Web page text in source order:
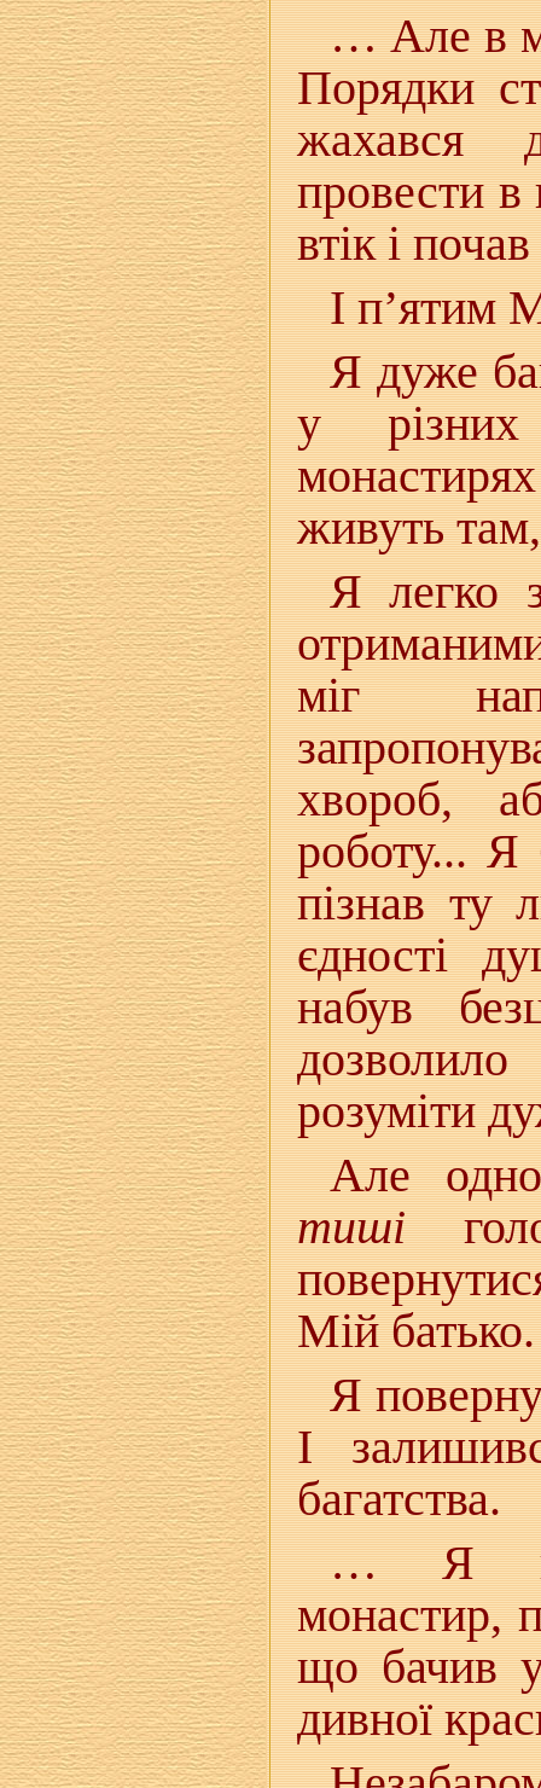
… Але в
Порядки
жахався
провести
втік і
І п’ятим
Я дуже
у різних
живуть там,
Я легко
міг
хвороб,
роботу... Я
пізнав ту
єдності
набув
розуміти
Але
тиші
Мій батько.
Я
І
багатства.
… Я
монастир,
що бачив
дивної